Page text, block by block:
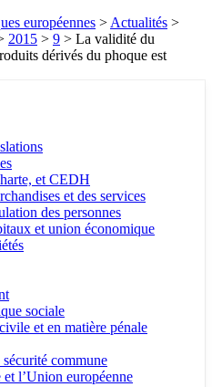
européennes > Actualités >
2015 > 9 > La validité du
dérivés du phoque est
et CEDH
et des services
des personnes
et union économique
sociale
et en matière pénale
commune
l’Union européenne